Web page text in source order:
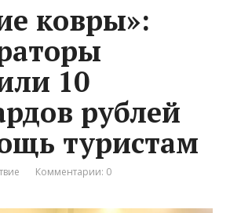
ковры»:
10
рублей
туристам
Комментарии: 0